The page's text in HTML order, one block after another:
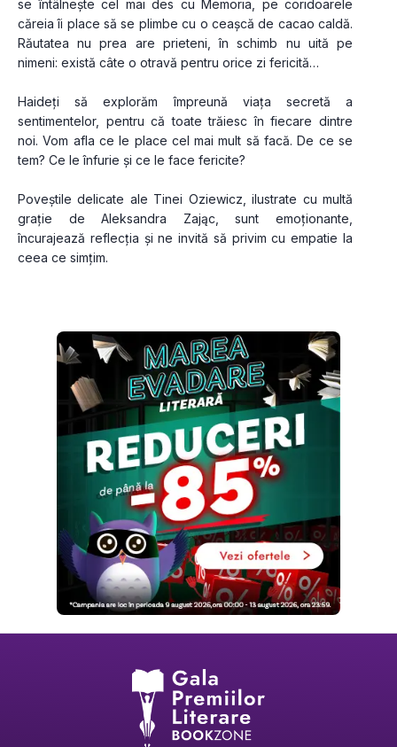
se întâlnește cel mai des cu Memoria, pe coridoarele
căreia îi place să se plimbe cu o ceașcă de cacao caldă.
Răutatea nu prea are prieteni, în schimb nu uită pe
nimeni: există câte o otravă pentru orice zi fericită…
Haideți să explorăm împreună viața secretă a
sentimentelor, pentru că toate trăiesc în fiecare dintre
noi. Vom afla ce le place cel mai mult să facă. De ce se
tem? Ce le înfurie și ce le face fericite?
Poveștile delicate ale Tinei Oziewicz, ilustrate cu multă
grație de Aleksandra Zając, sunt emoționante,
încurajează reflecția și ne invită să privim cu empatie la
ceea ce simțim.